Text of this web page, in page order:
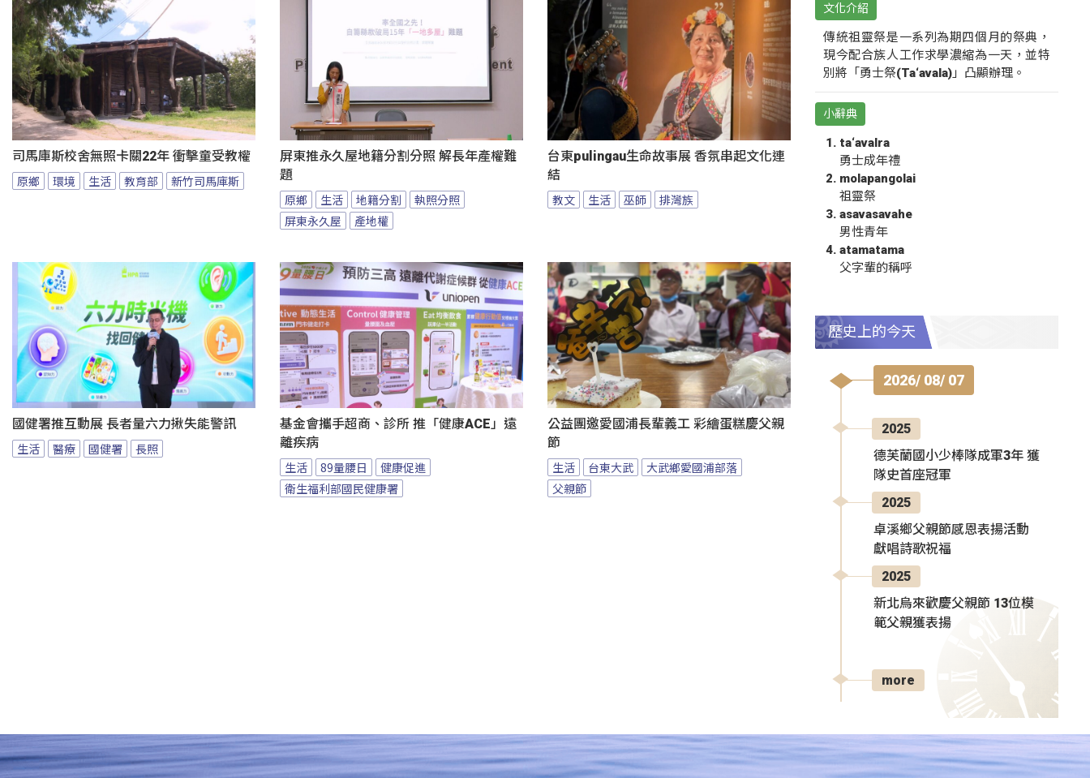
司馬庫斯校舍無照卡關22年 衝擊童受教權
原鄉 環境 生活 教育部 新竹司馬庫斯
屏東推永久屋地籍分割分照 解長年產權難
題
原鄉 生活 地籍分割
執照分照
屏東永久屋
產地權
台東pulingau生命故事展 香氛串起文化連
結
教文 生活 巫師 排灣族
國健署推互動展 長者量六力揪失能警訊
生活 醫療 國健署 長照
基金會攜手超商、診所 推「健康ACE」遠
離疾病
生活 89量腰日
健康促進
衛生福利部國民健康署
公益團邀愛國浦長輩義工 彩繪蛋糕慶父親
節
生活 台東大武
大武鄉愛國浦部落
父親節
文化介紹
傳統祖靈祭是一系列為期四個月的祭典，
現今配合族人工作求學濃縮為一天，並特
別將「勇士祭(Ta‘avala)」凸顯辦理。
小辭典
ta‘avalra
勇士成年禮
molapangolai
祖靈祭
asavasavahe
男性青年
atamatama
父字輩的稱呼
歷史上的今天
2026/ 08/ 07
2025
德芙蘭國小少棒隊成軍3年 獲
隊史首座冠軍
2025
卓溪鄉父親節感恩表揚活動
獻唱詩歌祝福
2025
新北烏來歡慶父親節 13位模
範父親獲表揚
more